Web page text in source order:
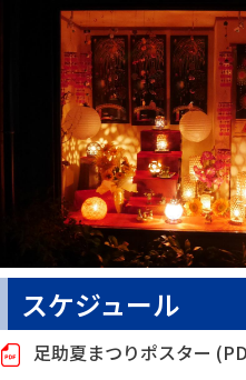
スケジュール
足助夏まつりポスター